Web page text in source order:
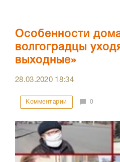
Особенности
волгоградцы
выходные»
28.03.2020 18:34
Комментарии 0